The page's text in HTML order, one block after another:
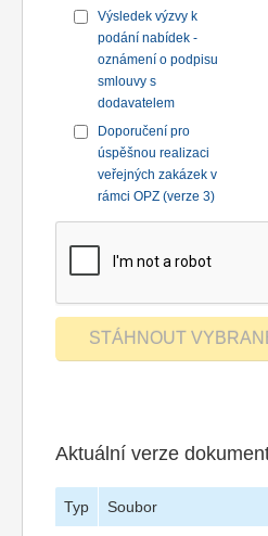
Výsledek výzvy k
podání nabídek -
oznámení o podpisu
smlouvy s
dodavatelem
Doporučení pro
úspěšnou realizaci
veřejných zakázek v
rámci OPZ (verze 3)
Aktuální verze
Typ Soubor